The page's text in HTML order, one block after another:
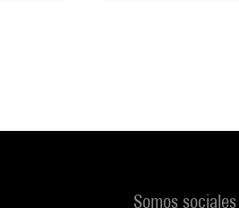
Somos sociales